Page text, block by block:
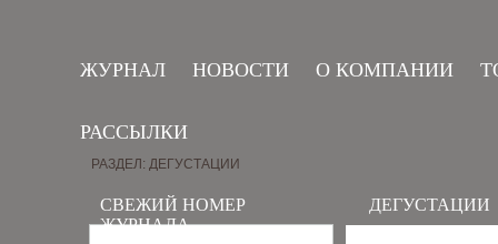
ЖУРНАЛ НОВОСТИ О КОМПАНИИ
РАССЫЛКИ
СВЕЖИЙ НОМЕР
ЖУРНАЛА
РАЗДЕЛ: ДЕГУСТАЦИИ
ДЕГУСТАЦИИ